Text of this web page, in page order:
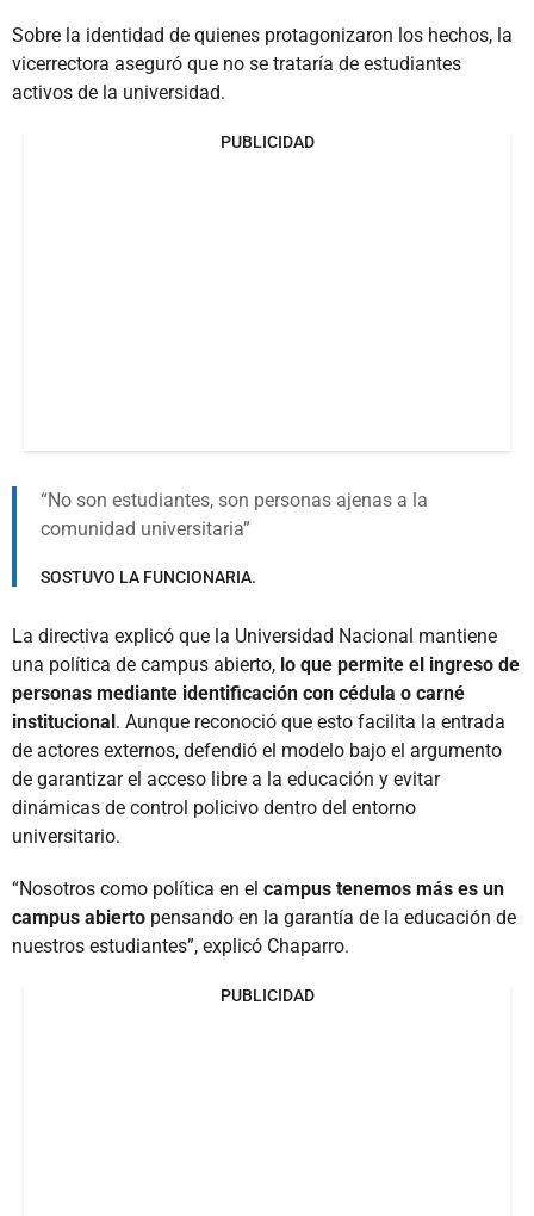
Sobre la identidad de quienes protagonizaron los hechos, la
vicerrectora aseguró que no se trataría de estudiantes
activos de la universidad.
PUBLICIDAD
No son estudiantes, son personas ajenas a la
comunidad universitaria
SOSTUVO LA FUNCIONARIA.
La directiva explicó que la Universidad Nacional mantiene
una política de campus abierto, lo que permite el ingreso de
personas mediante identificación con cédula o carné
institucional . Aunque reconoció que esto facilita la entrada
de actores externos, defendió el modelo bajo el argumento
de garantizar el acceso libre a la educación y evitar
dinámicas de control policivo dentro del entorno
universitario.
“Nosotros como política en el campus tenemos más es un
campus abierto pensando en la garantía de la educación de
nuestros estudiantes”, explicó Chaparro.
PUBLICIDAD